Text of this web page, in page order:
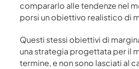
compararlo alle tendenze nel
porsi un obiettivo realistico di
Questi stessi obiettivi di
una strategia progettata per il
termine, e non sono lasciati al